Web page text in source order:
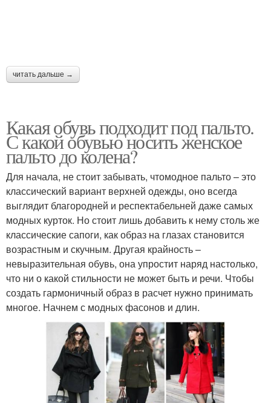
читать дальше →
Какая обувь подходит под пальто.
С какой обувью носить женское
пальто до колена?
Для начала, не стоит забывать, чтомодное пальто – это
классический вариант верхней одежды, оно всегда
выглядит благородней и респектабельней даже самых
модных курток. Но стоит лишь добавить к нему столь же
классические сапоги, как образ на глазах становится
возрастным и скучным. Другая крайность –
невыразительная обувь, она упростит наряд настолько,
что ни о какой стильности не может быть и речи. Чтобы
создать гармоничный образ в расчет нужно принимать
многое. Начнем с модных фасонов и длин.